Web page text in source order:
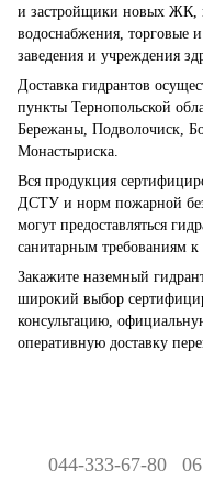
и застройщики новых ЖК,
водоснабжения, торговые
заведения и учреждения
Доставка гидрантов
пункты Тернопольской
Бережаны, Подволочиск,
Монастыриска.
Вся продукция
ДСТУ и норм пожарной
могут предоставляться
санитарным требованиям к
Закажите наземный
широкий выбор
консультацию,
оперативную доставку
044-333-67-80